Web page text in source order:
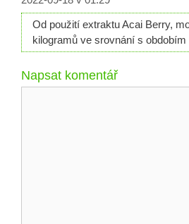
Od použití extraktu Acai Berry,
kilogramů ve srovnání s obdobím
Napsat komentář